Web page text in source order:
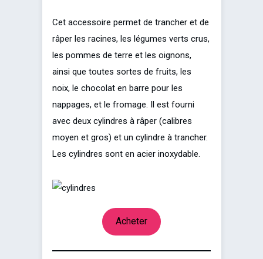
Cet accessoire permet de trancher et de
râper les racines, les légumes verts crus,
les pommes de terre et les oignons,
ainsi que toutes sortes de fruits, les
noix, le chocolat en barre pour les
nappages, et le fromage. Il est fourni
avec deux cylindres à râper (calibres
moyen et gros) et un cylindre à trancher.
Les cylindres sont en acier inoxydable.
Acheter